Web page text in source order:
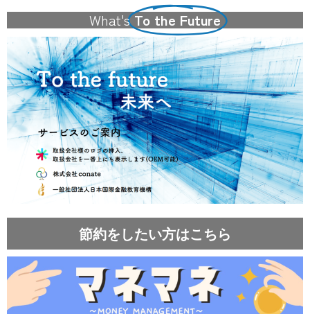
What's To the Future
節約をしたい方はこちら